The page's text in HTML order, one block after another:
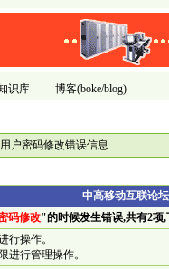
识库 博客(boke/blog)
户密码修改错误信息
中高移动互联论
码修改"的时候发生错误,共有2项
行操作。
进行管理操作。